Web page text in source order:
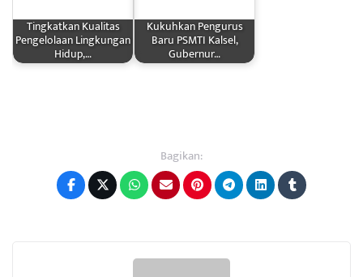
Tingkatkan Kualitas
Pengelolaan Lingkungan
Hidup,…
Kukuhkan Pengurus
Baru PSMTI Kalsel,
Gubernur…
Bagikan: